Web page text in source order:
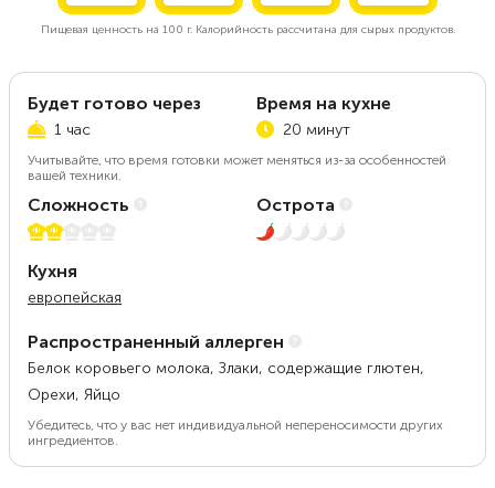
Пищевая ценность на 100 г.Калорийность рассчитана для сырых продуктов.
Будет готово через
1 час
Время на кухне
20 минут
Учитывайте, что время готовки может меняться из-за особенностей
вашей техники.
Сложность
2 из 5
Острота
1 из 5
Кухня
европейская
Распространенный аллерген
Белок коровьего молока, Злаки, содержащие глютен,
Орехи, Яйцо
Убедитесь, что у вас нет индивидуальной непереносимости других
ингредиентов.